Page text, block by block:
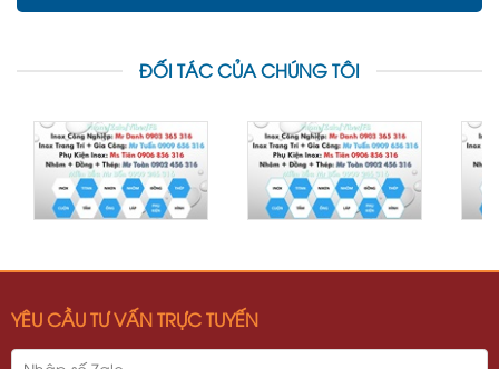
ĐỐI TÁC CỦA CHÚNG TÔI
YÊU CẦU TƯ VẤN TRỰC TUYẾN